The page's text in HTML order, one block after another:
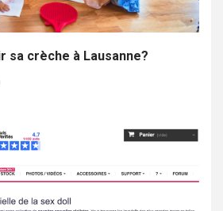
sa crèche à Lausanne?